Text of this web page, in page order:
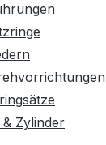
Zylinder